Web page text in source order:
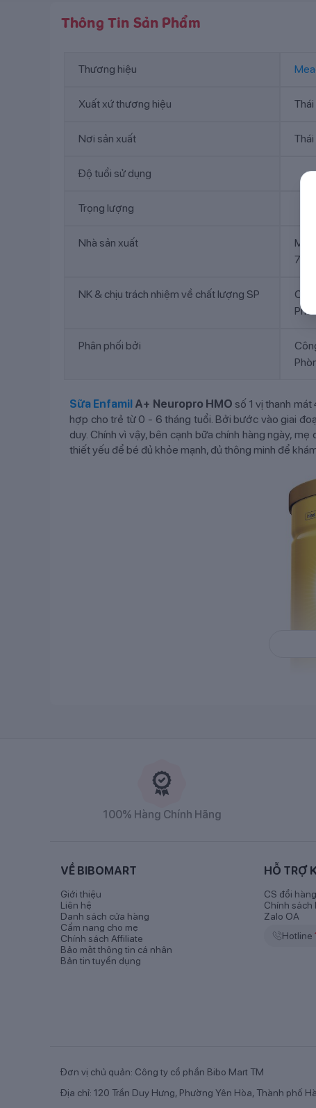
Thông Tin Sản Phẩm
Thương hiệu
Xuất xứ thương hiệu Thái
Nơi sản xuất Thái
Độ tuổi sử dụng
Trọng lượng
Nhà sản xuất
NK & chịu trách nhiệm về chất lượng SP
Phân phối bởi
Sữa Enfamil A+ Neuropro HMO số 1 vị thanh
hợp cho trẻ từ 0 - 6 tháng tuổi. Bởi bước vào giai
duy. Chính vì vậy, bên cạnh bữa chính hàng ngày,
thiết yếu để bé đủ khỏe mạnh, đủ thông minh để
dầu đậu nành, dầu hoa hướng dương), sữa bột tách
polydextrose, khoáng chất (kali clorid, natri citrat,
sulphat, đồng sulphat, mangan sulphat, natri i-ốt,
Arachidonic (ARA) và Axít Docosahexaenoic
100% Hàng Chính Hãng
VỀ BIBOMART
Giới thiệu
Liên hệ
Danh sách cửa hàng
Cẩm nang cho mẹ
Chính sách Affiliate
Bảo mật thông tin cá nhân
Bản tin tuyển dụng
HỖ TRỢ
CS đổi
Chính sách
Zalo OA
Hotline
Đơn vị chủ quản: Công ty cổ phần Bibo Mart TM
Địa chỉ: 120 Trần Duy Hưng, Phường Yên Hòa, Thành phố